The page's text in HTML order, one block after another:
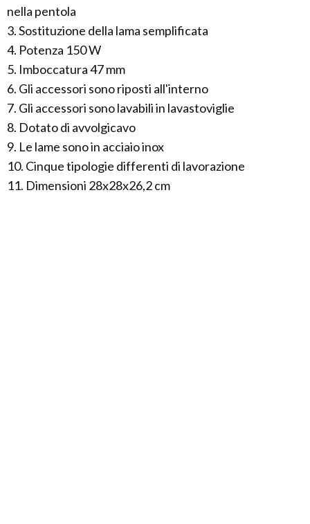
nella pentola
3. Sostituzione della lama semplificata
4. Potenza 150 W
5. Imboccatura 47 mm
6. Gli accessori sono riposti all'interno
7. Gli accessori sono lavabili in lavastoviglie
8. Dotato di avvolgicavo
9. Le lame sono in acciaio inox
10. Cinque tipologie differenti di lavorazione
11. Dimensioni 28x28x26,2 cm